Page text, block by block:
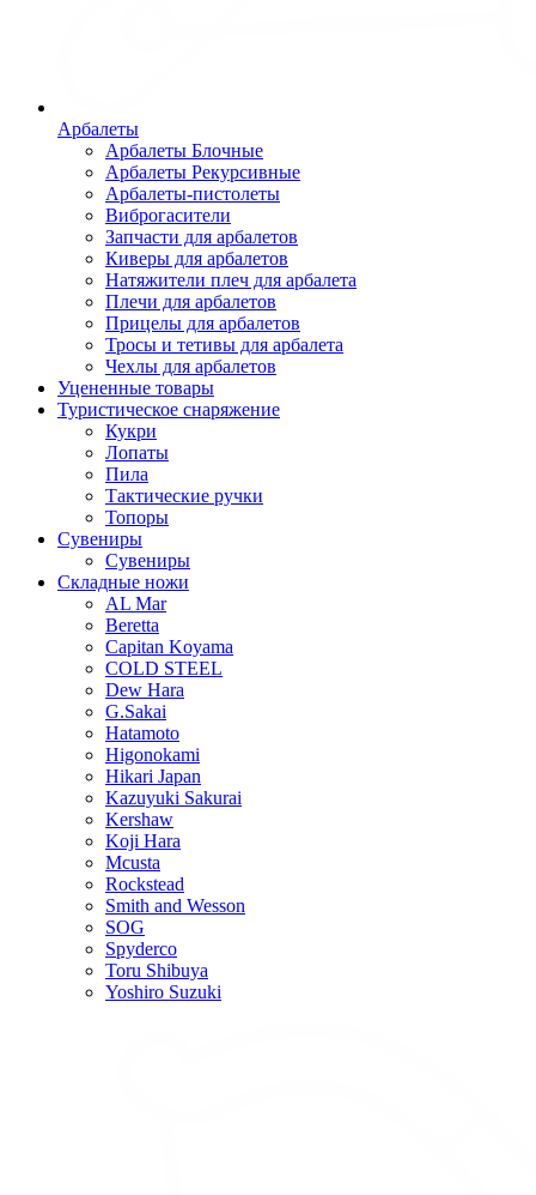
Арбалеты
Арбалеты Блочные
Арбалеты Рекурсивные
Арбалеты-пистолеты
Виброгасители
Запчасти для арбалетов
Киверы для арбалетов
Натяжители плеч для арбалета
Плечи для арбалетов
Прицелы для арбалетов
Тросы и тетивы для арбалета
Чехлы для арбалетов
Уцененные товары
Туристическое снаряжение
Кукри
Лопаты
Пила
Тактические ручки
Топоры
Сувениры
Сувениры
Складные ножи
AL Mar
Beretta
Capitan Koyama
COLD STEEL
Dew Hara
G.Sakai
Hatamoto
Higonokami
Hikari Japan
Kazuyuki Sakurai
Kershaw
Koji Hara
Mcusta
Rockstead
Smith and Wesson
SOG
Spyderco
Toru Shibuya
Yoshiro Suzuki